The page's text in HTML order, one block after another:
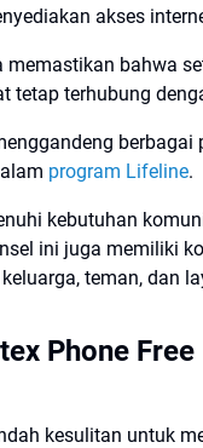
akses
bahwa
tetap terhubung
berbagai
program Lifeline.
kebutuhan
ini juga memiliki
teman, dan
Phone Free
kesulitan untuk